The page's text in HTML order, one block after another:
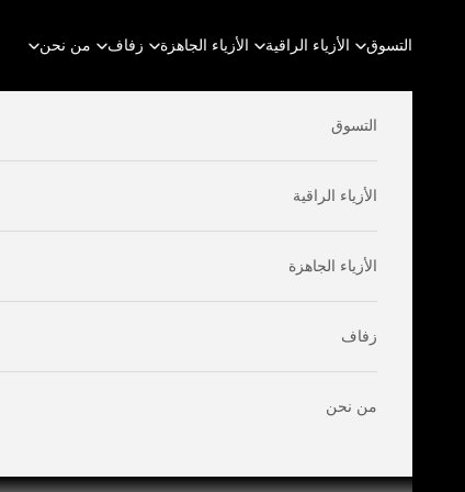
التسوق الأزياء الراقية الأزياء الجاهزة زفاف من نحن
التسوق
الأزياء الراقية
الأزياء الجاهزة
زفاف
من نحن